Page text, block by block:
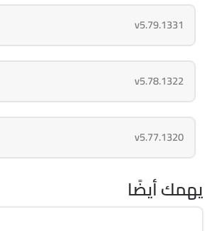
v5.79.1331
v5.78.1322
v5.77.1320
يهمك أيضًا